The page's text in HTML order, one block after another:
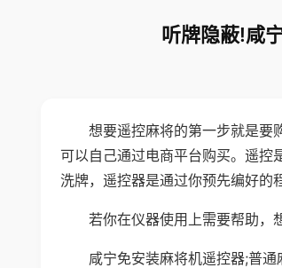
听牌隐蔽!咸
想要遥控麻将的第一步就是要
可以自己通过电商平台购买。遥控
洗牌，遥控器是通过你预先编好的
若你在仪器使用上需要帮助，
咸宁免安装麻将机遥控器;普